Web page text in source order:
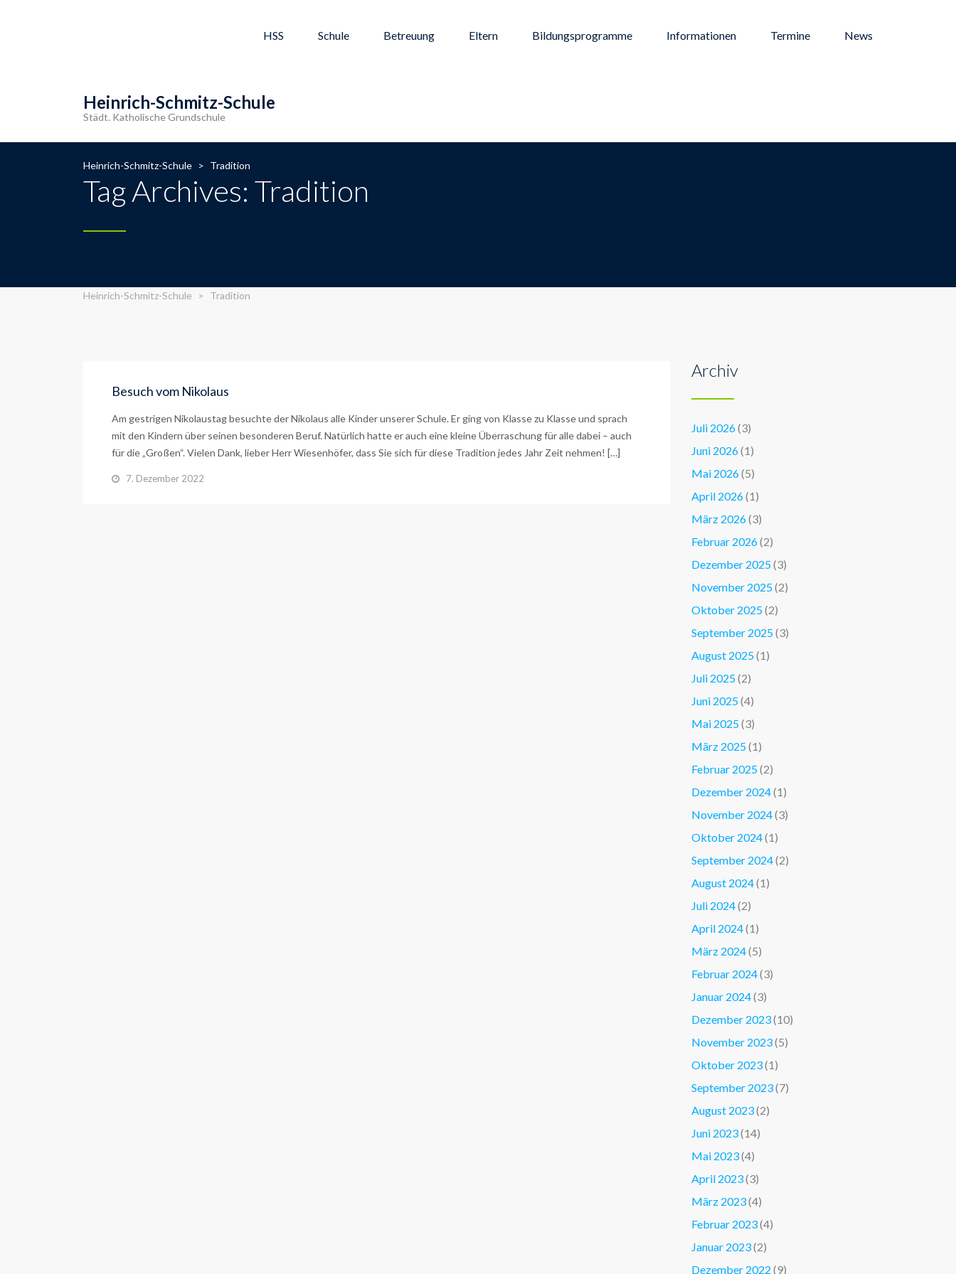
HSS Schule Betreuung Eltern Bildungsprogramme Informationen Termine News
Heinrich-Schmitz-Schule
Städt. Katholische Grundschule
Heinrich-Schmitz-Schule > Tradition
Tag Archives: Tradition
Heinrich-Schmitz-Schule > Tradition
Besuch vom Nikolaus
Am gestrigen Nikolaustag besuchte der Nikolaus alle Kinder unserer Schule. Er ging von Klasse zu Klasse und sprach
mit den Kindern über seinen besonderen Beruf. Natürlich hatte er auch eine kleine Überraschung für alle dabei – auch
für die „Großen“. Vielen Dank, lieber Herr Wiesenhöfer, dass Sie sich für diese Tradition jedes Jahr Zeit nehmen! […]
7. Dezember 2022
Archiv
Juli 2026(3)
Juni 2026(1)
Mai 2026(5)
April 2026(1)
März 2026(3)
Februar 2026(2)
Dezember 2025(3)
November 2025(2)
Oktober 2025(2)
September 2025(3)
August 2025(1)
Juli 2025(2)
Juni 2025(4)
Mai 2025(3)
März 2025(1)
Februar 2025(2)
Dezember 2024(1)
November 2024(3)
Oktober 2024(1)
September 2024(2)
August 2024(1)
Juli 2024(2)
April 2024(1)
März 2024(5)
Februar 2024(3)
Januar 2024(3)
Dezember 2023(10)
November 2023(5)
Oktober 2023(1)
September 2023(7)
August 2023(2)
Juni 2023(14)
Mai 2023(4)
April 2023(3)
März 2023(4)
Februar 2023(4)
Januar 2023(2)
Dezember 2022 (9)